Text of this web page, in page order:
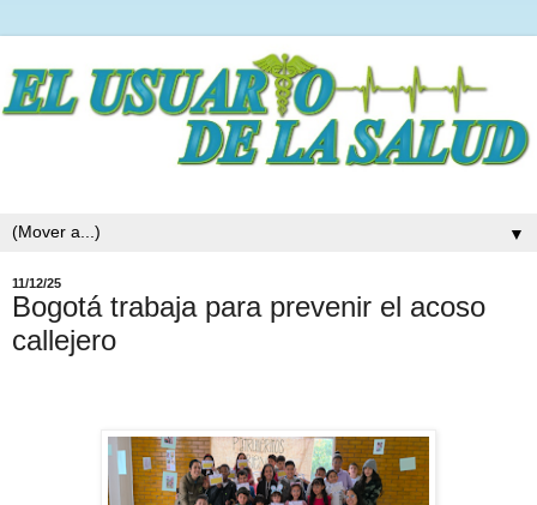
▼
11/12/25
Bogotá trabaja para prevenir el acoso
callejero